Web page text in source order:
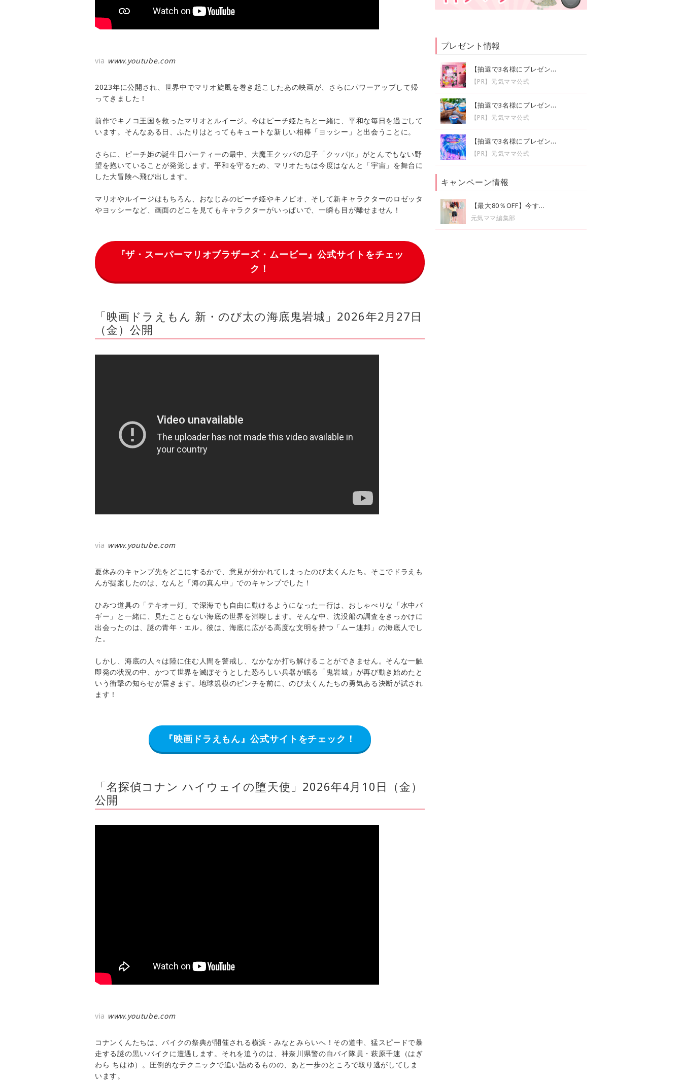
via www.youtube.com
2023年に公開され、世界中でマリオ旋風を巻き起こしたあの映画が、さらにパワーアップして帰
ってきました！
前作でキノコ王国を救ったマリオとルイージ。今はピーチ姫たちと一緒に、平和な毎日を過ごして
います。そんなある日、ふたりはとってもキュートな新しい相棒「ヨッシー」と出会うことに。
さらに、ピーチ姫の誕生日パーティーの最中、大魔王クッパの息子「クッパJr.」がとんでもない野
望を抱いていることが発覚します。平和を守るため、マリオたちは今度はなんと「宇宙」を舞台に
した大冒険へ飛び出します。
マリオやルイージはもちろん、おなじみのピーチ姫やキノピオ、そして新キャラクターのロゼッタ
やヨッシーなど、画面のどこを見てもキャラクターがいっぱいで、一瞬も目が離せません！
『ザ・スーパーマリオブラザーズ・ムービー』公式サイトをチェッ
ク！
「映画ドラえもん 新・のび太の海底鬼岩城」2026年2月27日
（金）公開
via www.youtube.com
夏休みのキャンプ先をどこにするかで、意見が分かれてしまったのび太くんたち。そこでドラえも
んが提案したのは、なんと「海の真ん中」でのキャンプでした！
ひみつ道具の「テキオー灯」で深海でも自由に動けるようになった一行は、おしゃべりな「水中バ
ギー」と一緒に、見たこともない海底の世界を満喫します。そんな中、沈没船の調査をきっかけに
出会ったのは、謎の青年・エル。彼は、海底に広がる高度な文明を持つ「ムー連邦」の海底人でし
た。
しかし、海底の人々は陸に住む人間を警戒し、なかなか打ち解けることができません。そんな一触
即発の状況の中、かつて世界を滅ぼそうとした恐ろしい兵器が眠る「鬼岩城」が再び動き始めたと
いう衝撃の知らせが届きます。地球規模のピンチを前に、のび太くんたちの勇気ある決断が試され
ます！
『映画ドラえもん』公式サイトをチェック！
「名探偵コナン ハイウェイの堕天使」2026年4月10日（金）
公開
via www.youtube.com
コナンくんたちは、バイクの祭典が開催される横浜・みなとみらいへ！その道中、猛スピードで暴
走する謎の黒いバイクに遭遇します。それを追うのは、神奈川県警の白バイ隊員・萩原千速（はぎ
わら ちはゆ）。圧倒的なテクニックで追い詰めるものの、あと一歩のところで取り逃がしてしま
います。
プレゼント情報
【抽選で3名様にプレゼン...
【PR】元気ママ公式
【抽選で3名様にプレゼン...
【PR】元気ママ公式
【抽選で3名様にプレゼン...
【PR】元気ママ公式
キャンペーン情報
【最大80％OFF】今す...
元気ママ編集部